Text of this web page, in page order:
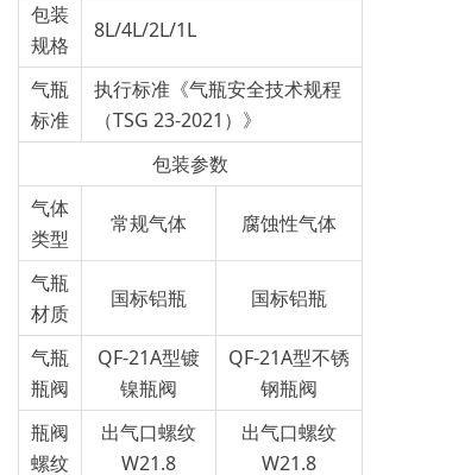
包装
规格
8L/4L/2L/1L
气瓶
标准
执行标准《气瓶安全技术规程
（TSG 23-2021）》
包装参数
气体
类型
常规气体 腐蚀性气体
气瓶
材质
国标铝瓶 国标铝瓶
气瓶
瓶阀
QF-21A型镀
镍瓶阀
QF-21A型不锈
钢瓶阀
瓶阀
螺纹
出气口螺纹
W21.8
出气口螺纹
W21.8